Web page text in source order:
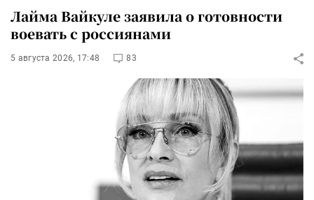
Лайма Вайкуле заявила о готовности
воевать с россиянами
5 августа 2026, 17:48 83